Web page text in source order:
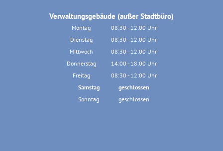
Verwaltungsgebäude (außer Stadtbüro)
Montag 08:30 - 12:00 Uhr
Von 08:30 bis 12:00 Uhr
Dienstag 08:30 - 12:00 Uhr
Von 08:30 bis 12:00 Uhr
Mittwoch 08:30 - 12:00 Uhr
Von 08:30 bis 12:00 Uhr
Donnerstag 14:00 - 18:00 Uhr
Von 14:00 bis 18:00 Uhr
Freitag 08:30 - 12:00 Uhr
Von 08:30 bis 12:00 Uhr
Samstag
geschlossen
Sonntag
geschlossen